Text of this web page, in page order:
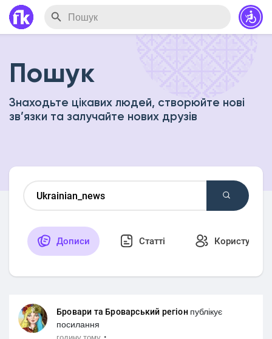
Пошук
Знаходьте цікавих людей, створюйте нові
зв’язки та залучайте нових друзів
Дописи Статті Користувачі
Бровари та Броварський регіон публікує
посилання
годину тому